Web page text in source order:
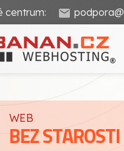
centrum:
WEB
BEZ STAROSTI